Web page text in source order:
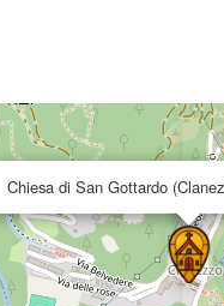
Chiesa di San Gottardo